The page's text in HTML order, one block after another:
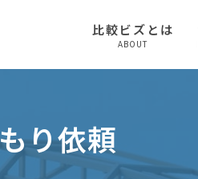
比較ビズとは
ABOUT
り依頼